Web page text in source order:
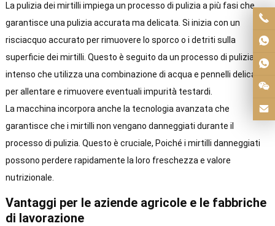
La pulizia dei mirtilli impiega un processo di pulizia a più fasi che
garantisce una pulizia accurata ma delicata. Si inizia con un
risciacquo accurato per rimuovere lo sporco o i detriti sulla
superficie dei mirtilli. Questo è seguito da un processo di pulizia più
intenso che utilizza una combinazione di acqua e pennelli delicati
per allentare e rimuovere eventuali impurità testardi.
La macchina incorpora anche la tecnologia avanzata che
garantisce che i mirtilli non vengano danneggiati durante il
processo di pulizia. Questo è cruciale, Poiché i mirtilli danneggiati
possono perdere rapidamente la loro freschezza e valore
nutrizionale.
Vantaggi per le aziende agricole e le fabbriche
di lavorazione